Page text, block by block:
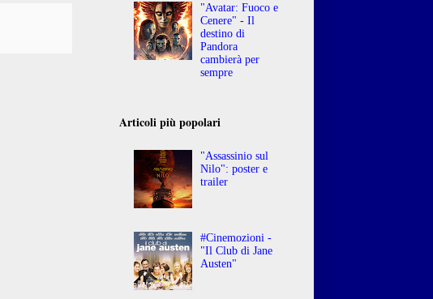
"Avatar: Fuoco e
Cenere" - Il
destino di
Pandora
cambierà per
sempre
Articoli più popolari
"Assassinio sul
Nilo": poster e
trailer
#Cinemozioni -
"Il Club di Jane
Austen"